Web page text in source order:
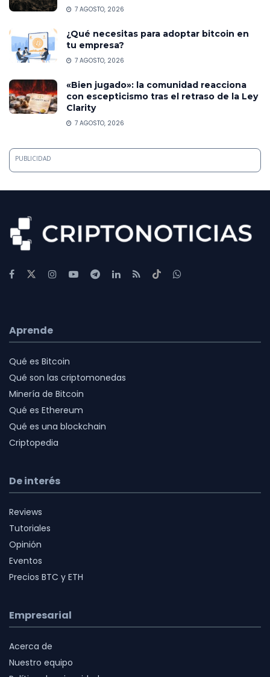
7 AGOSTO, 2026
¿Qué necesitas para adoptar bitcoin en
tu empresa?
7 AGOSTO, 2026
«Bien jugado»: la comunidad reacciona
con escepticismo tras el retraso de la Ley
Clarity
7 AGOSTO, 2026
PUBLICIDAD
Aprende
Qué es Bitcoin
Qué son las criptomonedas
Minería de Bitcoin
Qué es Ethereum
Qué es una blockchain
Criptopedia
De interés
Reviews
Tutoriales
Opinión
Eventos
Precios BTC y ETH
Empresarial
Acerca de
Nuestro equipo